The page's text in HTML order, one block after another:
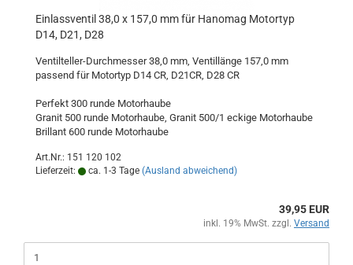
Einlassventil 38,0 x 157,0 mm für Hanomag Motortyp
D14, D21, D28
Ventilteller-Durchmesser 38,0 mm, Ventillänge 157,0 mm
passend für Motortyp D14 CR, D21CR, D28 CR
Perfekt 300 runde Motorhaube
Granit 500 runde Motorhaube, Granit 500/1 eckige Motorhaube
Brillant 600 runde Motorhaube
Art.Nr.: 151 120 102
Lieferzeit:
ca. 1-3 Tage (Ausland abweichend)
39,95 EUR
inkl. 19% MwSt. zzgl. Versand